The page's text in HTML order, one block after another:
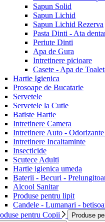
Sapun Solid
Sapun Lichid
Sapun Lichid Rezerva
Pasta Dinti - Ata
Periute Dinti
Apa de Gura
Intretinere picioare
Casete - Apa de
Hartie Igienica
Prosoape de Bucatarie
Servetele
Servetele la Cutie
Batiste Hartie
Intretinere Camera
Intretinere Auto -
Intretinere Incaltaminte
Insecticide
Scutece Adulti
Hartie igienica umeda
Baterii - Becuri -
Alcool Sanitar
Produse pentru lipit
Candele - Lumanari -
pentru Copii
Produse